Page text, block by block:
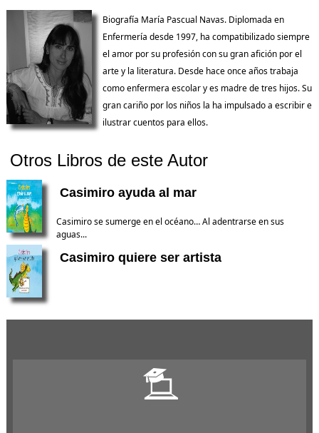
Biografía María Pascual Navas. Diplomada en
Enfermería desde 1997, ha compatibilizado siempre
el amor por su profesión con su gran afición por el
arte y la literatura. Desde hace once años trabaja
como enfermera escolar y es madre de tres hijos. Su
gran cariño por los niños la ha impulsado a escribir e
ilustrar cuentos para ellos.
Otros Libros de este Autor
Casimiro ayuda al mar
Casimiro se sumerge en el océano… Al adentrarse en sus
aguas...
Casimiro quiere ser artista